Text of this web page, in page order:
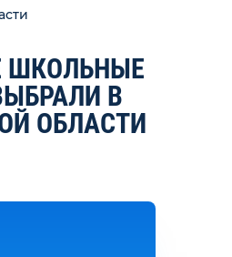
ШКОЛЬНЫЕ
В
ОБЛАСТИ